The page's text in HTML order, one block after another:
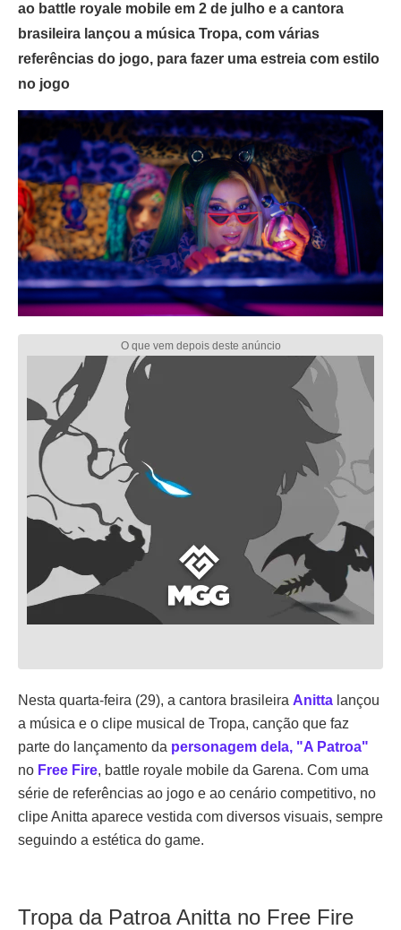
ao battle royale mobile em 2 de julho e a cantora
brasileira lançou a música Tropa, com várias
referências do jogo, para fazer uma estreia com estilo
no jogo
Nesta quarta-feira (29), a cantora brasileira Anitta lançou
a música e o clipe musical de Tropa, canção que faz
parte do lançamento da personagem dela, "A Patroa"
no Free Fire, battle royale mobile da Garena. Com uma
série de referências ao jogo e ao cenário competitivo, no
clipe Anitta aparece vestida com diversos visuais, sempre
seguindo a estética do game.
Tropa da Patroa Anitta no Free Fire